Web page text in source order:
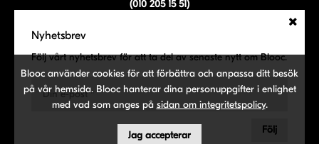
(010 205 15 51)
Följ vårt nyhetsbrev
Blooc använder cookies för att förbättra och anpassa ditt besök
på vår hemsida. Blooc hanterar dina personuppgifter i enlighet
med vad som anges på sidan om integritetspolicy.
Jag accepterar
Nyhetsbrev
Följ vårt nyhetsbrev för att ta del av senaste nytt om Blooc.
Följ